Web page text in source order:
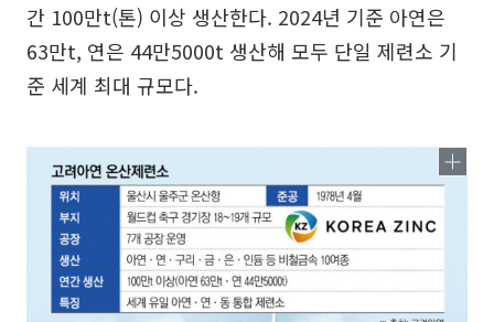
간 100만t(톤) 이상 생산한다. 2024년 기준 아연은
63만t, 연은 44만5000t 생산해 모두 단일 제련소 기
준 세계 최대 규모다.